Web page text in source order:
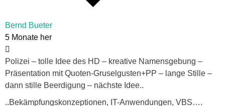
Bernd Bueter
5 Monate her
Polizei – tolle Idee des HD – kreative Namensgebung –
Präsentation mit Quoten-Gruselgusten+PP – lange Stille –
dann stille Beerdigung – nächste Idee..
..Bekämpfungskonzeptionen, IT-Anwendungen, VBS….